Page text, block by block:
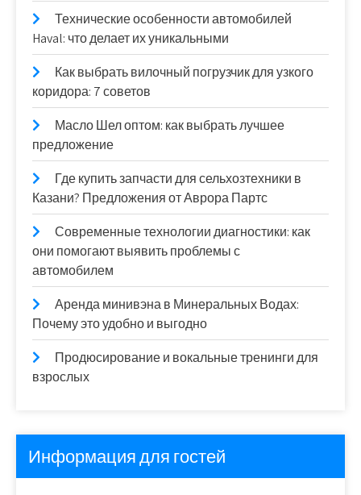
Технические особенности автомобилей
Haval: что делает их уникальными
Как выбрать вилочный погрузчик для узкого
коридора: 7 советов
Масло Шел оптом: как выбрать лучшее
предложение
Где купить запчасти для сельхозтехники в
Казани? Предложения от Аврора Партс
Современные технологии диагностики: как
они помогают выявить проблемы с
автомобилем
Аренда минивэна в Минеральных Водах:
Почему это удобно и выгодно
Продюсирование и вокальные тренинги для
взрослых
Информация для гостей